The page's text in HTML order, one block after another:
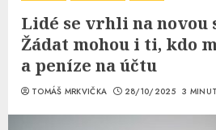
Lidé se vrhli na novou
Žádat mohou i ti, kdo
a peníze na účtu
TOMÁŠ MRKVIČKA 28/10/2025 3